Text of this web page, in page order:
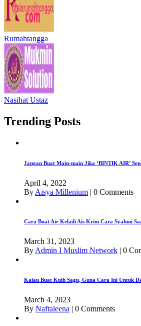
Rumahtangga
Nasihat Ustaz
Trending Posts
Jangan Buat Main-main Jika ‘BINTIK AIR’
April 4, 2022
By Aisya Millenium | 0 Comments
Cara Buat Air Keladi Ais Krim Cara Syahmi
March 31, 2023
By Admin I Muslim Network | 0
Kalau Buat Kuih Sagu, Guna Cara Ini Untuk
March 4, 2023
By Naftaleena | 0 Comments